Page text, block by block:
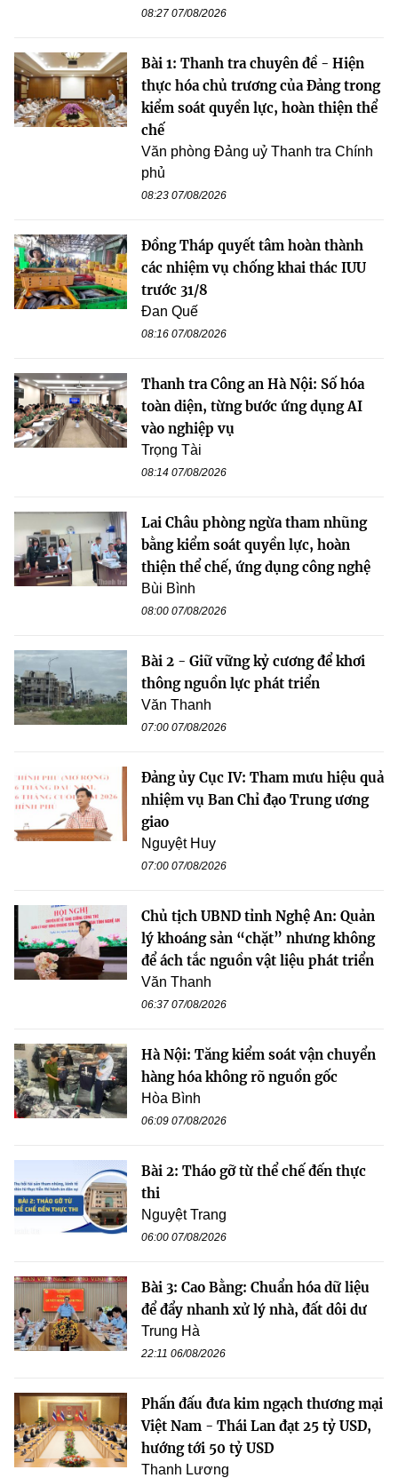
08:27 07/08/2026
Bài 1: Thanh tra chuyên đề - Hiện
thực hóa chủ trương của Đảng trong
kiểm soát quyền lực, hoàn thiện thể
chế
Văn phòng Đảng uỷ Thanh tra Chính
phủ
08:23 07/08/2026
Đồng Tháp quyết tâm hoàn thành
các nhiệm vụ chống khai thác IUU
trước 31/8
Đan Quế
08:16 07/08/2026
Thanh tra Công an Hà Nội: Số hóa
toàn diện, từng bước ứng dụng AI
vào nghiệp vụ
Trọng Tài
08:14 07/08/2026
Lai Châu phòng ngừa tham nhũng
bằng kiểm soát quyền lực, hoàn
thiện thể chế, ứng dụng công nghệ
Bùi Bình
08:00 07/08/2026
Bài 2 - Giữ vững kỷ cương để khơi
thông nguồn lực phát triển
Văn Thanh
07:00 07/08/2026
Đảng ủy Cục IV: Tham mưu hiệu quả
nhiệm vụ Ban Chỉ đạo Trung ương
giao
Nguyệt Huy
07:00 07/08/2026
Chủ tịch UBND tỉnh Nghệ An: Quản
lý khoáng sản “chặt” nhưng không
để ách tắc nguồn vật liệu phát triển
Văn Thanh
06:37 07/08/2026
Hà Nội: Tăng kiểm soát vận chuyển
hàng hóa không rõ nguồn gốc
Hòa Bình
06:09 07/08/2026
Bài 2: Tháo gỡ từ thể chế đến thực
thi
Nguyệt Trang
06:00 07/08/2026
Bài 3: Cao Bằng: Chuẩn hóa dữ liệu
để đẩy nhanh xử lý nhà, đất dôi dư
Trung Hà
22:11 06/08/2026
Phấn đấu đưa kim ngạch thương mại
Việt Nam - Thái Lan đạt 25 tỷ USD,
hướng tới 50 tỷ USD
Thanh Lương